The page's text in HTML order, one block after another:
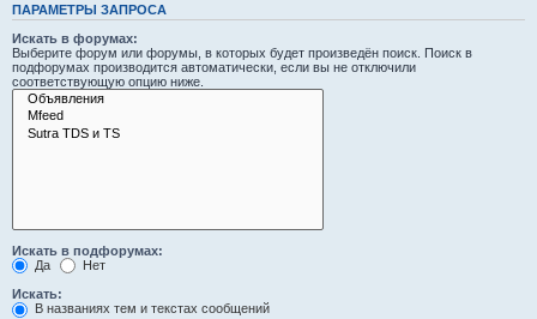
ПАРАМЕТРЫ ЗАПРОСА
Искать в форумах:
Выберите форум или форумы, в которых будет произведён поиск. Поиск в
подфорумах производится автоматически, если вы не отключили
соответствующую опцию ниже.
Искать в подфорумах:
Да
Нет
Искать:
В названиях тем и текстах сообщений